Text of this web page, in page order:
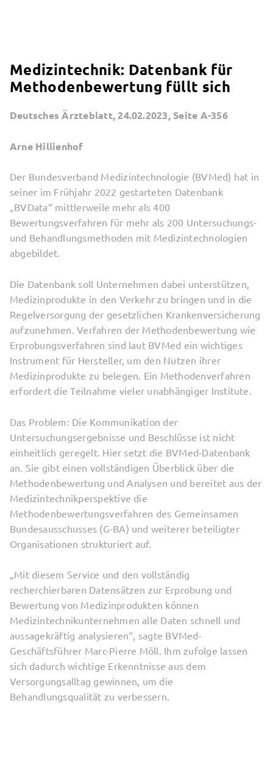
Medizintechnik: Datenbank für
Methodenbewertung füllt sich
Deutsches Ärzteblatt, 24.02.2023, Seite A-356
Arne Hillienhof
Der Bundesverband Medizintechnologie (BVMed) hat in
seiner im Frühjahr 2022 gestarteten Datenbank
„BVData“ mittlerweile mehr als 400
Bewertungsverfahren für mehr als 200 Untersuchungs-
und Behandlungsmethoden mit Medizintechnologien
abgebildet.
Die Datenbank soll Unternehmen dabei unterstützen,
Medizinprodukte in den Verkehr zu bringen und in die
Regelversorgung der gesetzlichen Krankenversicherung
aufzunehmen. Verfahren der Methodenbewertung wie
Erprobungsverfahren sind laut BVMed ein wichtiges
Instrument für Hersteller, um den Nutzen ihrer
Medizinprodukte zu belegen. Ein Methodenverfahren
erfordert die Teilnahme vieler unabhängiger Institute.
Das Problem: Die Kommunikation der
Untersuchungsergebnisse und Beschlüsse ist nicht
einheitlich geregelt. Hier setzt die BVMed-Datenbank
an. Sie gibt einen vollständigen Überblick über die
Methodenbewertung und Analysen und bereitet aus der
Medizintechnikperspektive die
Methodenbewertungsverfahren des Gemeinsamen
Bundesausschusses (G-BA) und weiterer beteiligter
Organisationen strukturiert auf.
„Mit diesem Service und den vollständig
recherchierbaren Datensätzen zur Erprobung und
Bewertung von Medizinprodukten können
Medizintechnikunternehmen alle Daten schnell und
aussagekräftig analysieren“, sagte BVMed-
Geschäftsführer Marc-Pierre Möll. Ihm zufolge lassen
sich dadurch wichtige Erkenntnisse aus dem
Versorgungsalltag gewinnen, um die
Behandlungsqualität zu verbessern.